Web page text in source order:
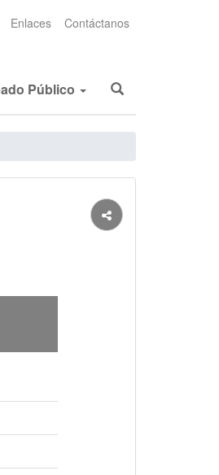
Enlaces Contáctanos
Público